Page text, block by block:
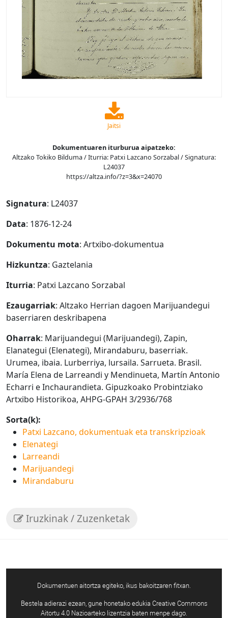
Jaitsi
Dokumentuaren iturburua aipatzeko:
Altzako Tokiko Bilduma / Iturria: Patxi Lazcano Sorzabal / Signatura:
L24037
https://altza.info/?z=3&x=24070
Signatura: L24037
Data: 1876-12-24
Dokumentu mota: Artxibo-dokumentua
Hizkuntza: Gaztelania
Iturria: Patxi Lazcano Sorzabal
Ezaugarriak: Altzako Herrian dagoen Marijuandegui
baserriaren deskribapena
Oharrak: Marijuandegui (Marijuandegi), Zapin,
Elanategui (Elenategi), Mirandaburu, baserriak.
Urumea, ibaia. Lurberriya, lursaila. Sarrueta. Brasil.
María Elena de Larreandi y Mendinueta, Martín Antonio
Echarri e Inchaurandieta. Gipuzkoako Probintziako
Artxibo Historikoa, AHPG-GPAH 3/2936/768
Sorta(k):
Patxi Lazcano, dokumentuak eta transkripzioak
Elenategi
Larreandi
Marijuandegi
Mirandaburu
Iruzkinak / Zuzenketak
Dokumentuen aitortza egiteko, ikus bakoitzaren fitxan.
Bestela adierazi ezean, gune honetako edukia Creative Commons
Aitortu 4.0 Nazioarteko lizentzia baten menpe dago.